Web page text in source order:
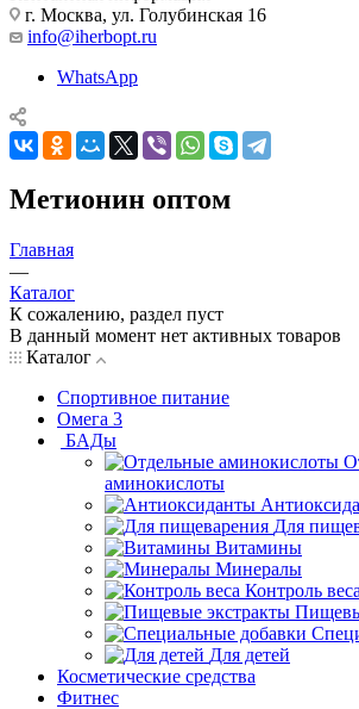
г. Москва, ул. Голубинская 16
info@iherbopt.ru
WhatsApp
Метионин оптом
Главная
—
Каталог
К сожалению, раздел пуст
В данный момент нет активных товаров
Каталог
Спортивное питание
Омега 3
БАДы
аминокислоты
Для
Витамины
Минералы
Контроль веса
Для детей
Косметические средства
Фитнес